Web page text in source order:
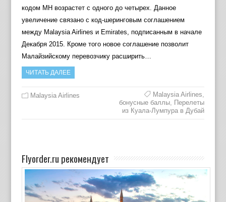
кодом МН возрастет с одного до четырех. Данное
увеличение связано с код-шеринговым соглашением
между Malaysia Airlines и Emirates, подписанным в начале
Декабря 2015. Кроме того новое соглашение позволит
Малайзийскому перевозчику расширить…
ЧИТАТЬ ДАЛЕЕ
Malaysia Airlines Malaysia Airlines,
бонусные баллы, Перелеты
из Куала-Лумпура в Дубай
Flyorder.ru рекомендует